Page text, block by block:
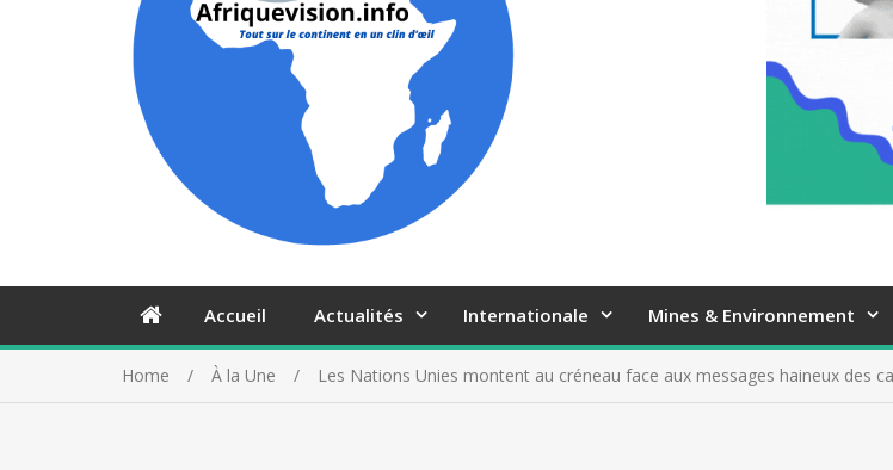
Accueil Actualités Internationale Mines & Environnement
Home À la Une Les Nations Unies montent au créneau face aux messages haineux des